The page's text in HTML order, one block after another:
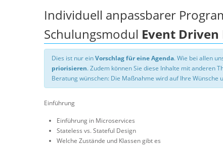
Individuell anpassbarer
Schulungsmodul Event Driven
Dies ist nur einVorschlag für eine Agenda. Wie bei allen
priorisieren. Zudem können Sie diese Inhalte mit anderen
Beratung wünschen: Die Maßnahme wird auf Ihre
Einführung
Einführung in Microservices
Stateless vs. Stateful Design
Welche Zustände und Klassen gibt es